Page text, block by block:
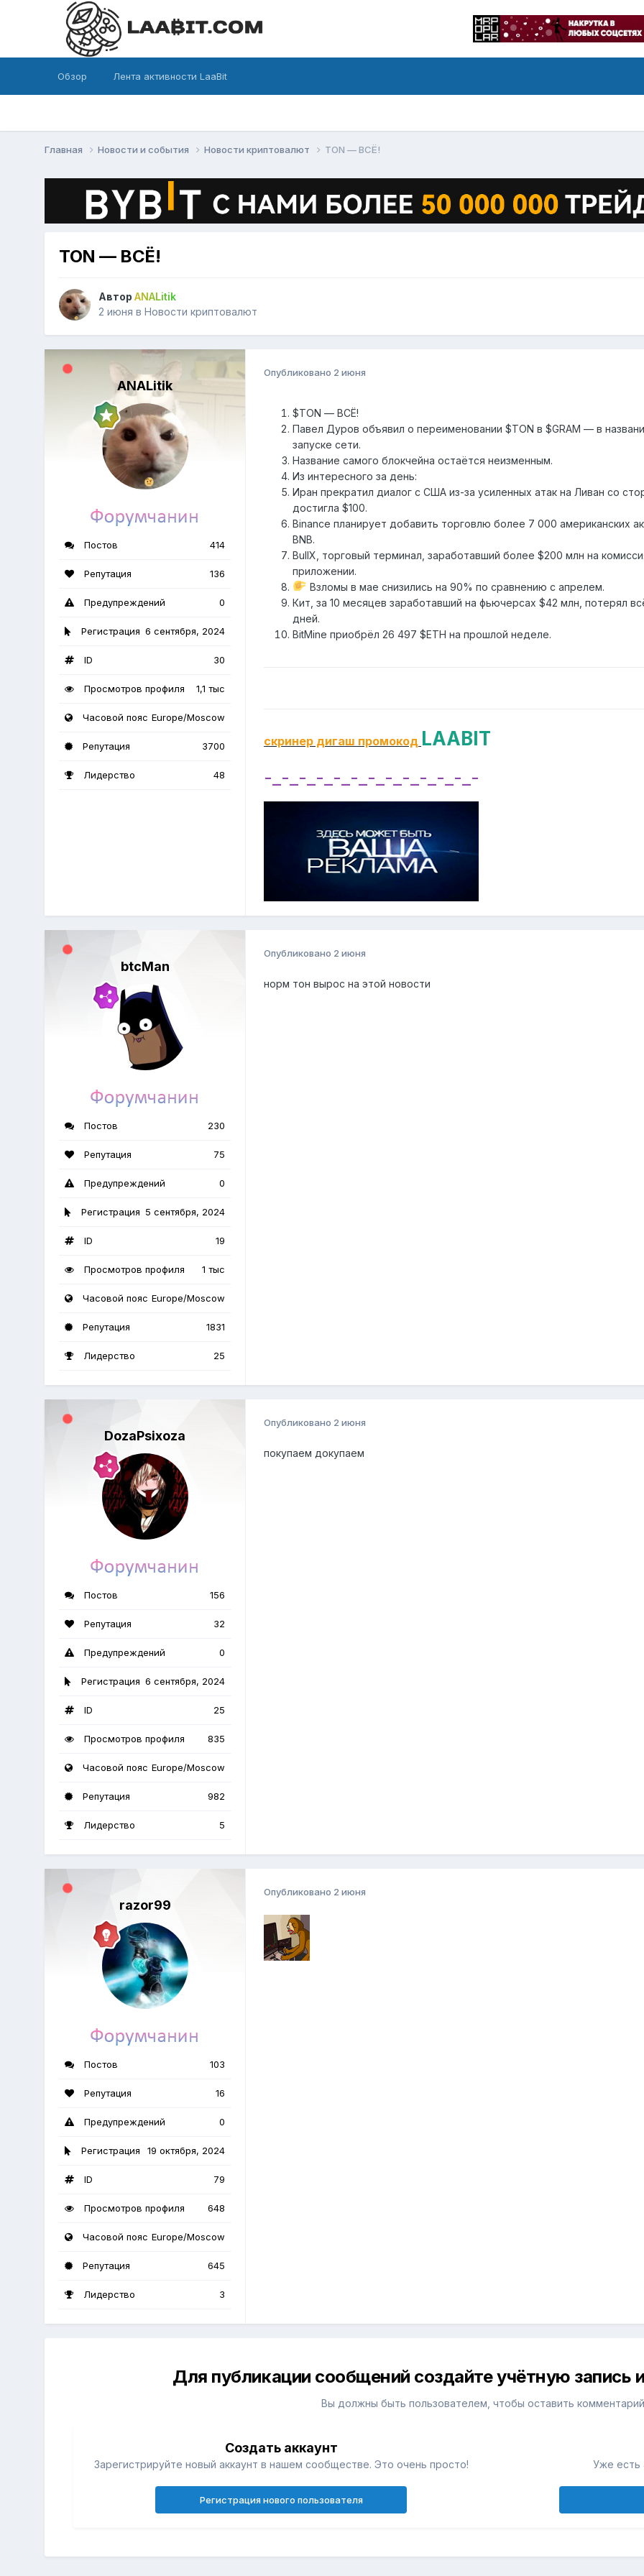
Обзор Лента активности LaaBit
Главная Новости и события Новости криптовалют TON — ВСЁ!
TON — ВСЁ!
АвторANALitik
2 июня вНовости криптовалют
ANALitik
Постов 414
Репутация 136
Предупреждений 0
Регистрация 6 сентября, 2024
ID 30
Просмотров профиля 1,1 тыс
Часовой пояс Europe/Moscow
Репутация 3700
Лидерство 48
Опубликовано 2 июня
$TON — ВСЁ!
Павел Дуров объявил о переименовании $TON в $GRAM — в
запуске сети.
Название самого блокчейна остаётся неизменным.
Из интересного за день:
Иран прекратил диалог с США из-за усиленных атак на Ливан со
достигла $100.
Binance планирует добавить торговлю более 7 000 американских
BNB.
BullX, торговый терминал, заработавший более $200 млн на
приложении.
Взломы в мае снизились на 90% по сравнению с апрелем.
Кит, за 10 месяцев заработавший на фьючерсах $42 млн, потерял
дней.
BitMine приобрёл 26 497 $ETH на прошлой неделе.
скринер дигаш промокод LAABIT
-_-_-_-_-_-_-_-_-_-_-_-_-
btcMan
Постов 230
Репутация 75
Предупреждений 0
Регистрация 5 сентября, 2024
ID 19
Просмотров профиля 1 тыс
Часовой пояс Europe/Moscow
Репутация 1831
Лидерство 25
Опубликовано 2 июня
норм тон вырос на этой новости
DozaPsixoza
Постов 156
Репутация 32
Предупреждений 0
Регистрация 6 сентября, 2024
ID 25
Просмотров профиля 835
Часовой пояс Europe/Moscow
Репутация 982
Лидерство 5
Опубликовано 2 июня
покупаем докупаем
razor99
Постов 103
Репутация 16
Предупреждений 0
Регистрация 19 октября, 2024
ID 79
Просмотров профиля 648
Часовой пояс Europe/Moscow
Репутация 645
Лидерство 3
Опубликовано 2 июня
Для публикации сообщений создайте учётную запись
Вы должны быть пользователем, чтобы оставить комментарий
Создать аккаунт
Зарегистрируйте новый аккаунт в нашем сообществе. Это очень просто!
Регистрация нового пользователя
Уже есть